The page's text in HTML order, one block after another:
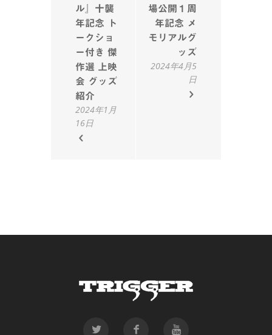
ル』十襲
年記念 ト
ークショ
ー付き 傑
作選 上映
会 グッズ
紹介
2024年1月
16日
場公開１周
年記念 メ
モリアルグ
ッズ
2024年4月5
日